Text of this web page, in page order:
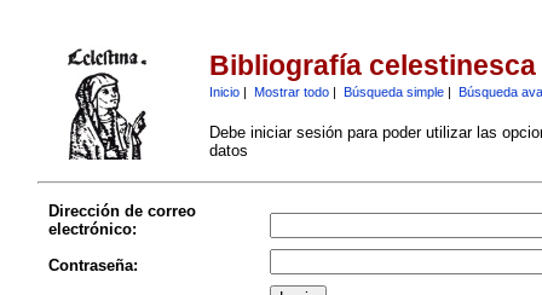
Bibliografía celestinesca
Inicio| Mostrar todo| Búsqueda simple| Búsqueda
Debe iniciar sesión para poder utilizar las
datos
Dirección de correo
electrónico:
Contraseña: